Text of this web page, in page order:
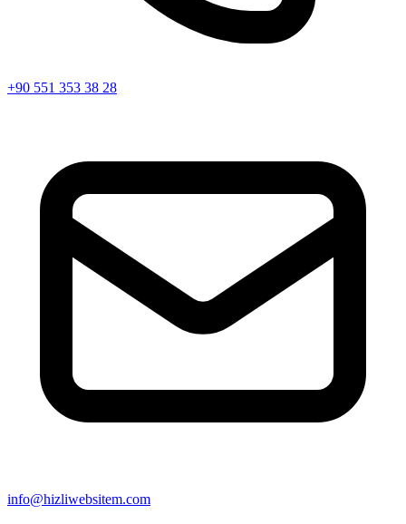
+90 551 353 38 28
info@hizliwebsitem.com